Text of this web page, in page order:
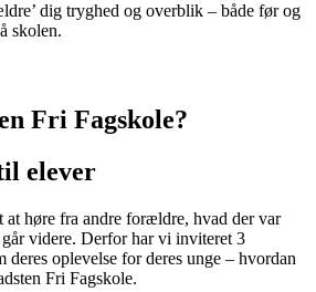
dig tryghed og overblik – både før og
skolen.
Fri Fagskole?
elever
at høre fra andre forældre, hvad der var
videre. Derfor har vi inviteret 3
oplevelse for deres unge – hvordan
Fri Fagskole.